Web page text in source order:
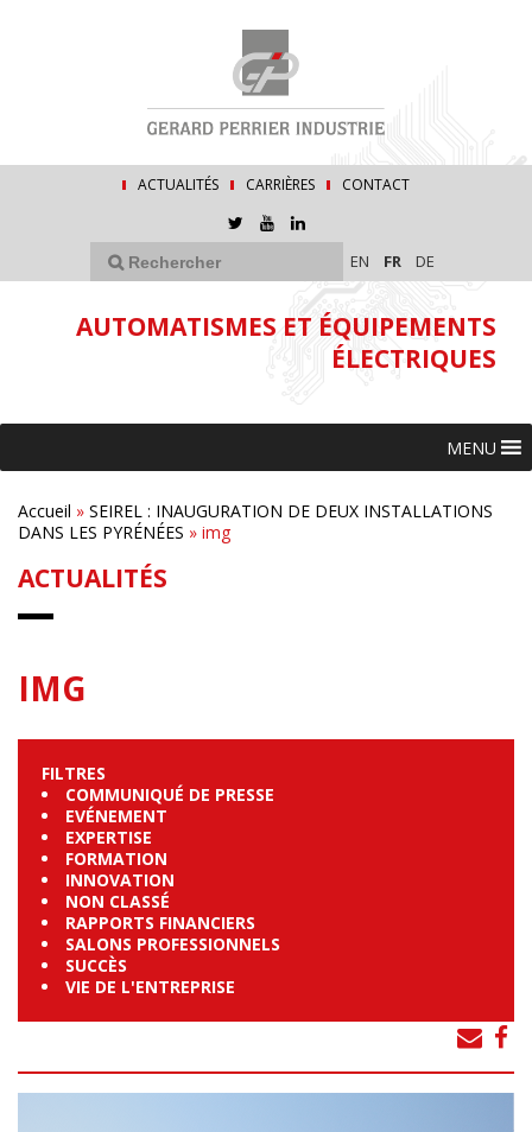
ACTUALITÉS CARRIÈRES CONTACT
EN FR DE
AUTOMATISMES ET ÉQUIPEMENTS
ÉLECTRIQUES
MENU
Accueil » SEIREL : INAUGURATION DE DEUX INSTALLATIONS
DANS LES PYRÉNÉES » img
ACTUALITÉS
IMG
FILTRES
COMMUNIQUÉ DE PRESSE
EVÉNEMENT
EXPERTISE
FORMATION
INNOVATION
NON CLASSÉ
RAPPORTS FINANCIERS
SALONS PROFESSIONNELS
SUCCÈS
VIE DE L'ENTREPRISE